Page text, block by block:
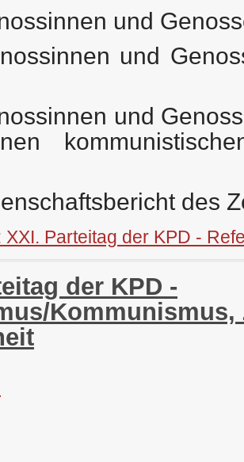
und
und
und
des
Parteitag der KPD -
der KPD -
Kommunismus,